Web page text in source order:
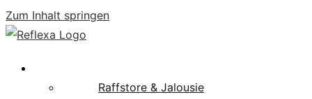
Zum Inhalt springen
Raffstore & Jalousie